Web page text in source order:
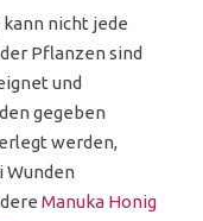
nicht jede
Pflanzen sind
und
gegeben
werden,
Wunden
Manuka Honig